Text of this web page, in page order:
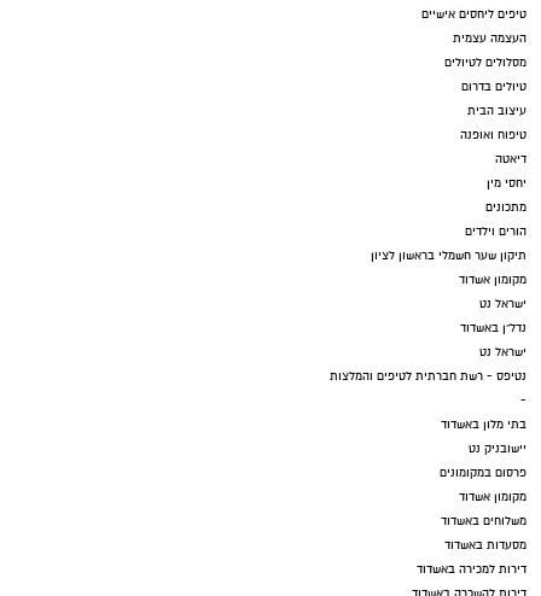
טיפים ליחסים אישיים
העצמה עצמית
מסלולים לטיולים
טיולים בדרום
עיצוב הבית
טיפוח ואופנה
דיאטה
יחסי מין
מתכונים
הורים וילדים
תיקון שער חשמלי בראשון לציון
מקומון אשדוד
ישראל נט
נדל"ן באשדוד
ישראל נט
נטיפס - רשת חברתית לטיפים והמלצות
-
בתי מלון באשדוד
יישובניק נט
פרסום במקומונים
מקומון אשדוד
משלוחים באשדוד
מסעדות באשדוד
דירות למכירה באשדוד